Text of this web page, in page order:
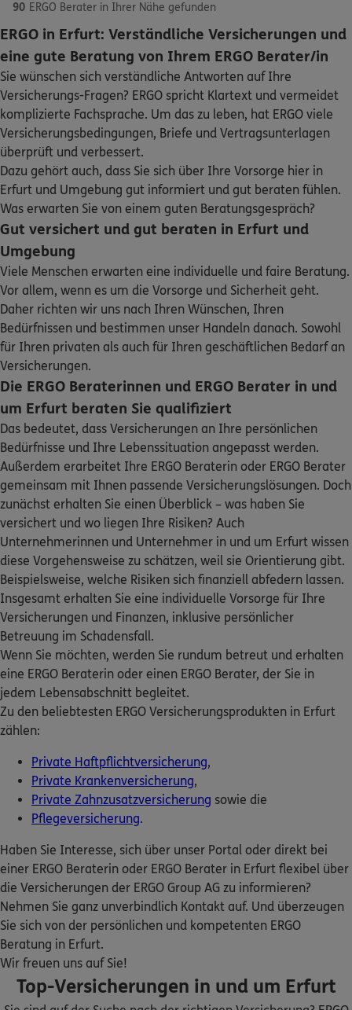
Schaden oder Leistungsfall melden
Bequem online oder telefonisch
Rechnung einreichen
Meine Versicherungen
Sehen Sie auf einen Blick Ihre Versicherungen bei ERGO,
dem ERGO Rechtsschutz und der DKV.
Schaden oder Leistungsfall melden
Bequem online oder telefonisch
Rechnung einreichen
ERGO Berater finden
Kundenportal Log-in
90 ERGO Berater in Ihrer Nähe gefunden
ERGO
Sven Jödicke
Nordhäuser Str. 5,99089 Erfurt(0.4 km)
Homepage besuchen
ERGO
Jens Seyfarth
Nordhäuser Str. 5
Homepage besuchen
ERGO
Mario Trautmann
99089
Homepage besuchen
Ralf Trautwein
Auenstr. 12,99089 Erfurt(0.6 km)
Homepage besuchen
ERGO
Bruno Frank Bernutz
Brühler Str. 53,99084 Erfurt(0.9 km)
Homepage besuchen
ERGO
Ronny Gellert
Baumerstr. 3, 99089 Erfurt (0.9 km)
Homepage besuchen
5/5 ERGO
Torsten Göhring
Baumer Straße 3, 99089 Erfurt(0.9 km)
Homepage besuchen
ERGO
Richard Haase
Baumer Straße 3, 99089 Erfurt(0.9 km)
Homepage besuchen
Baumer Straße 3,99089 Erfurt
Homepage besuchen
Jessica Joy Chidimma
Osuchukwu
Pilse 8,99084 Erfurt(0.9 km)
Homepage besuchen
5/5
Falk Döring & Partner
Homepage besuchen
ERGO in Erfurt: Verständliche Versicherungen und
eine gute Beratung von Ihrem ERGO Berater/in
Sie wünschen sich verständliche Antworten auf Ihre
Versicherungs-Fragen? ERGO spricht Klartext und vermeidet
komplizierte Fachsprache. Um das zu leben, hat ERGO viele
Versicherungsbedingungen, Briefe und Vertragsunterlagen
überprüft und verbessert.
Dazu gehört auch, dass Sie sich über Ihre Vorsorge hier in
Erfurt und Umgebung gut informiert und gut beraten fühlen.
Was erwarten Sie von einem guten Beratungsgespräch?
Gut versichert und gut beraten in Erfurt und
Umgebung
Viele Menschen erwarten eine individuelle und faire Beratung.
Vor allem, wenn es um die Vorsorge und Sicherheit geht.
Daher richten wir uns nach Ihren Wünschen, Ihren
Bedürfnissen und bestimmen unser Handeln danach. Sowohl
für Ihren privaten als auch für Ihren geschäftlichen Bedarf an
Versicherungen.
Die ERGO Beraterinnen und ERGO Berater in und
um Erfurt beraten Sie qualifiziert
Das bedeutet, dass Versicherungen an Ihre persönlichen
Bedürfnisse und Ihre Lebenssituation angepasst werden.
Außerdem erarbeitet Ihre ERGO Beraterin oder ERGO Berater
gemeinsam mit Ihnen passende Versicherungslösungen. Doch
zunächst erhalten Sie einen Überblick – was haben Sie
versichert und wo liegen Ihre Risiken? Auch
Unternehmerinnen und Unternehmer in und um Erfurt wissen
diese Vorgehensweise zu schätzen, weil sie Orientierung gibt.
Beispielsweise, welche Risiken sich finanziell abfedern lassen.
Insgesamt erhalten Sie eine individuelle Vorsorge für Ihre
Versicherungen und Finanzen, inklusive persönlicher
Betreuung im Schadensfall.
Wenn Sie möchten, werden Sie rundum betreut und erhalten
eine ERGO Beraterin oder einen ERGO Berater, der Sie in
jedem Lebensabschnitt begleitet.
Zu den beliebtesten ERGO Versicherungsprodukten in Erfurt
zählen:
Private Haftpflichtversicherung,
Private Krankenversicherung,
Private Zahnzusatzversicherung sowie die
Pflegeversicherung.
Haben Sie Interesse, sich über unser Portal oder direkt bei
einer ERGO Beraterin oder ERGO Berater in Erfurt flexibel über
die Versicherungen der ERGO Group AG zu informieren?
Nehmen Sie ganz unverbindlich Kontakt auf. Und überzeugen
Sie sich von der persönlichen und kompetenten ERGO
Beratung in Erfurt.
Wir freuen uns auf Sie!
Top-Versicherungen in und um Erfurt